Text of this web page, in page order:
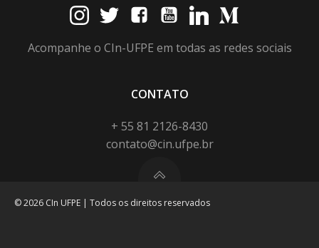
Acompanhe o CIn-UFPE em todas as redes sociais
CONTATO
+ 55 81 2126-8430
contato@cin.ufpe.br
© 2026 CIn UFPE | Todos os direitos reservados